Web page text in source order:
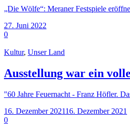
„Die Wölfe“: Meraner Festspiele
27. Juni 2022
0
Kultur, Unser Land
Ausstellung war ein
"60 Jahre Feuernacht - Franz Höfler.
16. Dezember 202116. Dezember 2021
0